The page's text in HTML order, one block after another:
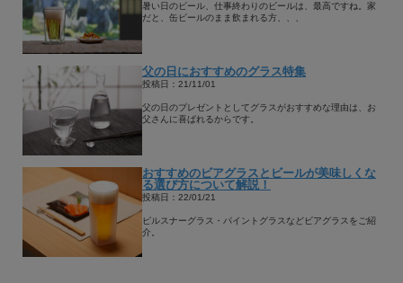
暑い日のビール、仕事終わりのビールは、最高ですね。家
だと、缶ビールのまま飲まれる方、、、
父の日におすすめのグラス特集
投稿日：21/11/01
父の日のプレゼントとしてグラスがおすすめな理由は、お
父さんに喜ばれるからです。
おすすめのビアグラスとビールが美味しくな
る選び方について解説！
投稿日：22/01/21
ピルスナーグラス・パイントグラスなどビアグラスをご紹
介。